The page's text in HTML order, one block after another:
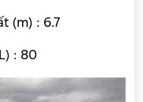
(m) : 6.7
: 80